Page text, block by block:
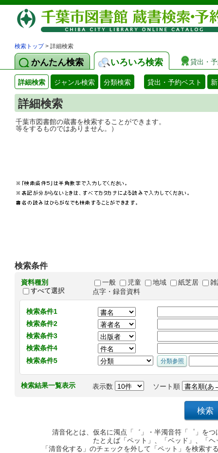
検索トップ> 詳細検索
かんたん検索 いろいろ検索 貸出・
詳細検索 ジャンル検索 分類検索 貸出・予約ベスト
詳細検索
千葉市図書館の蔵書を検索することがで
等をするものではありません。）
検索条件
資料種別
すべて選択
一般 児童 地域 紙芝居
点字・録音資料
検索条件1
検索条件2
検索条件3
検索条件4
検索条件5
検索結果一覧表示 表示数 ソート順
清音化とは、仮名に濁点「゛」・半濁音符「゜」を
たとえば「ペット」、「ベッド」、「
「清音化する」のチェックを外して「ペット」を検索